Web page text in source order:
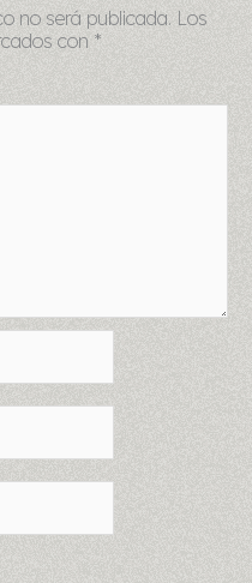
no será publicada. Los
con *